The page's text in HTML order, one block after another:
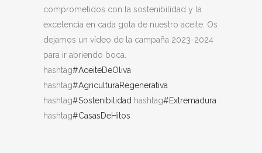
comprometidos con la sostenibilidad y la
excelencia en cada gota de nuestro aceite. Os
dejamos un vídeo de la campaña 2023-2024
para ir abriendo boca.
hashtag#AceiteDeOliva
hashtag#AgriculturaRegenerativa
hashtag#Sostenibilidad hashtag#Extremadura
hashtag#CasasDeHitos